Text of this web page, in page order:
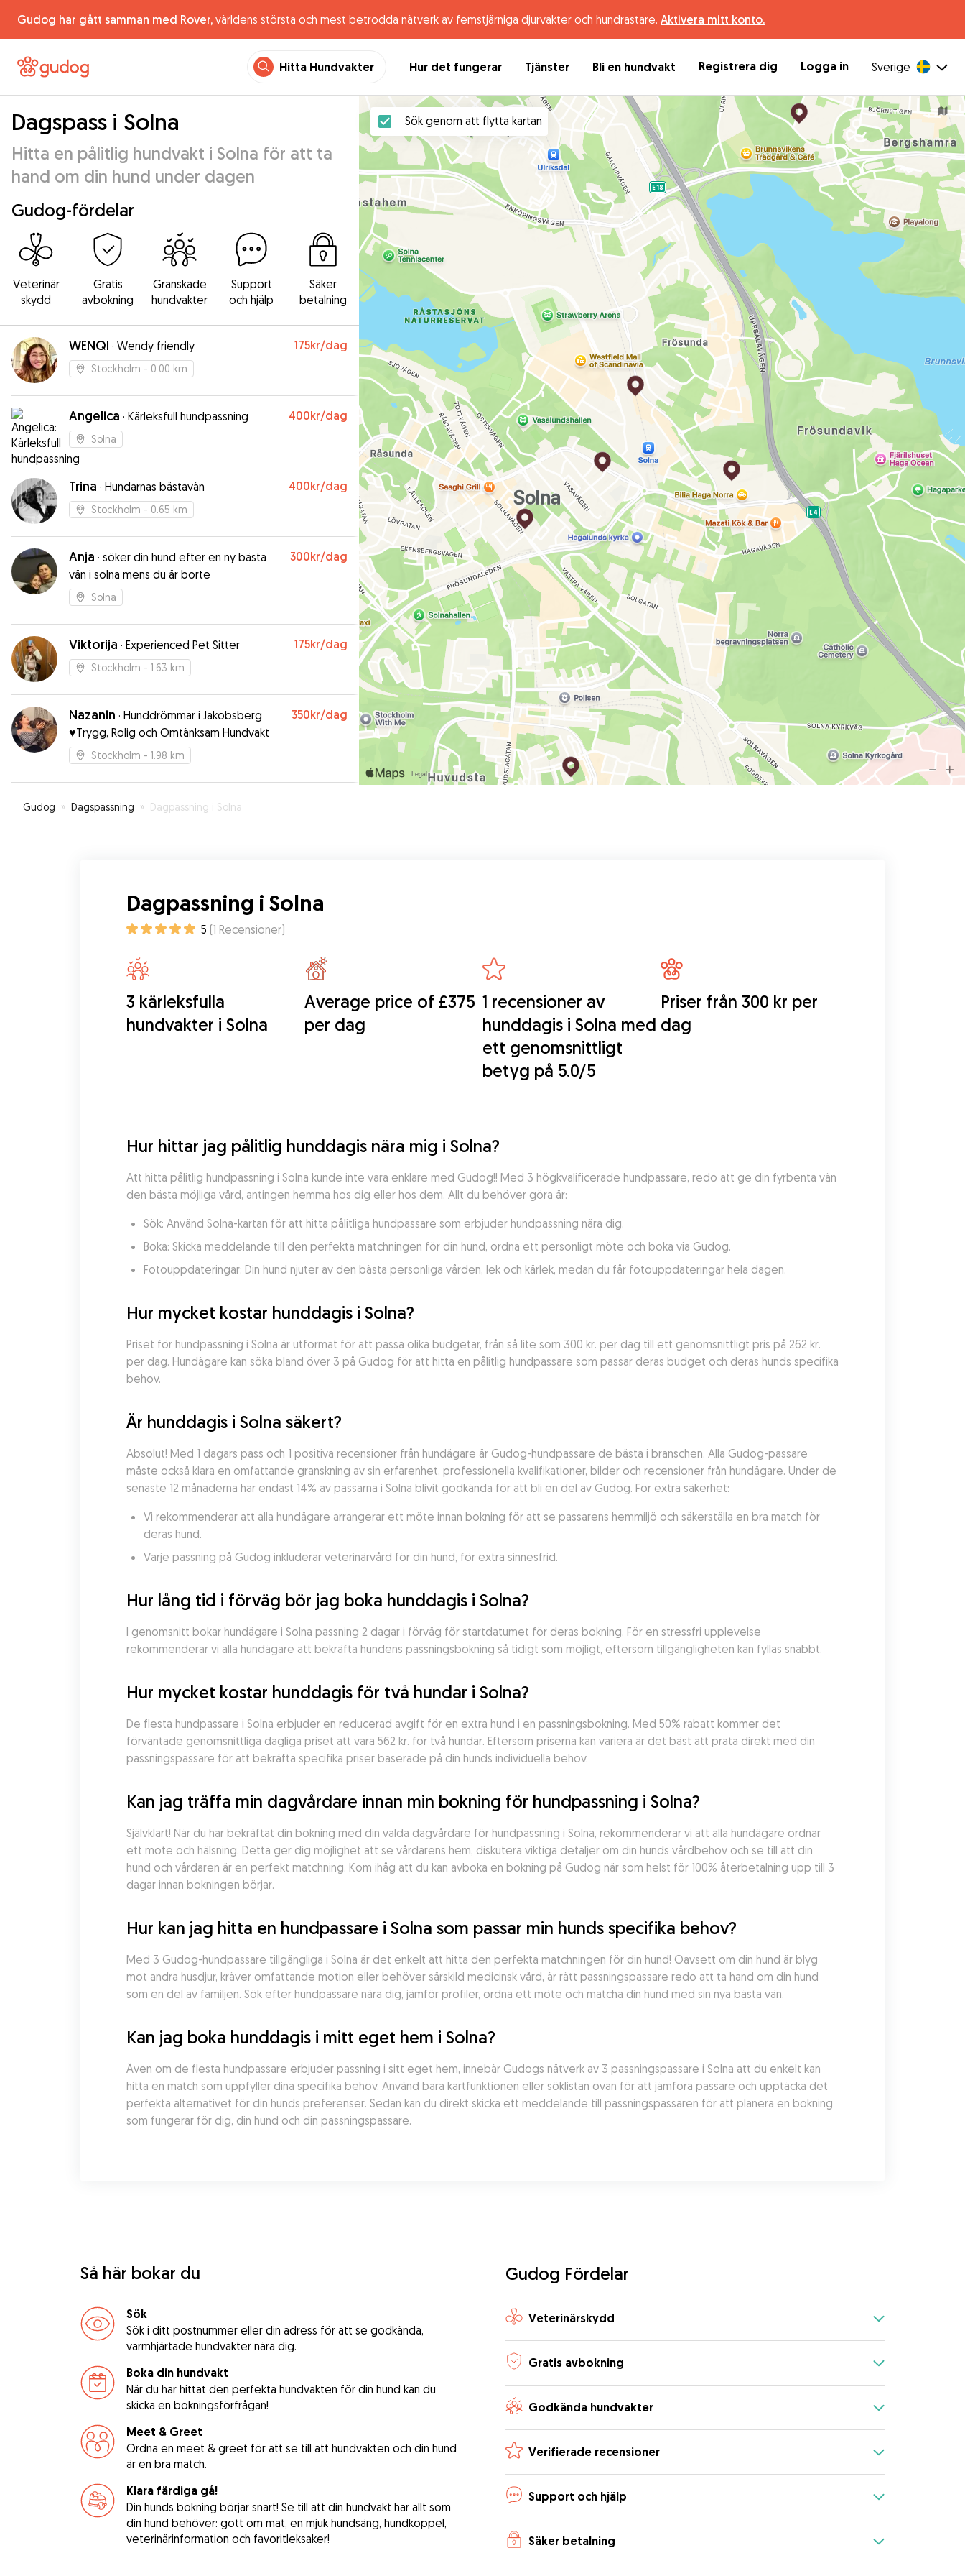
Gudog har gått samman med Rover, världens största och mest betrodda nätverk av femstjärniga djurvakter och hundrastare. Aktivera mitt konto.
Hitta Hundvakter Hur det fungerar Tjänster Bli en hundvakt Registrera dig Logga in Sverige
Dagspass i Solna
Hitta en pålitlig hundvakt i Solna för att ta
hand om din hund under dagen
Gudog-fördelar
Veterinär
skydd
Gratis
avbokning
Granskade
hundvakter
Support
och hjälp
Säker
betalning
WENQI · Wendy friendly 175kr/dag
Stockholm - 0.00 km
Angelica · Kärleksfull hundpassning 400kr/dag
Solna
Trina · Hundarnas bästavän 400kr/dag
Stockholm - 0.65 km
Anja · söker din hund efter en ny bästa
vän i solna mens du är borte
300kr/dag
Solna
Viktorija · Experienced Pet Sitter 175kr/dag
Stockholm - 1.63 km
Nazanin · Hunddrömmar i Jakobsberg
♥️Trygg, Rolig och Omtänksam Hundvakt
350kr/dag
Stockholm - 1.98 km
Gudog » Dagspassning » Dagpassning i Solna
Sök genom att flytta kartan
Dagpassning i Solna
5 (1 Recensioner)
3 kärleksfulla
hundvakter i Solna
Average price of £375
per dag
1 recensioner av
hunddagis i Solna med
ett genomsnittligt
betyg på 5.0/5
Priser från 300 kr per
dag
Hur hittar jag pålitlig hunddagis nära mig i Solna?
Att hitta pålitlig hundpassning i Solna kunde inte vara enklare med Gudog!! Med 3 högkvalificerade hundpassare, redo att ge din fyrbenta vän
den bästa möjliga vård, antingen hemma hos dig eller hos dem. Allt du behöver göra är:
Sök: Använd Solna-kartan för att hitta pålitliga hundpassare som erbjuder hundpassning nära dig.
Boka: Skicka meddelande till den perfekta matchningen för din hund, ordna ett personligt möte och boka via Gudog.
Fotouppdateringar: Din hund njuter av den bästa personliga vården, lek och kärlek, medan du får fotouppdateringar hela dagen.
Hur mycket kostar hunddagis i Solna?
Priset för hundpassning i Solna är utformat för att passa olika budgetar, från så lite som 300 kr. per dag till ett genomsnittligt pris på 262 kr.
per dag. Hundägare kan söka bland över 3 på Gudog för att hitta en pålitlig hundpassare som passar deras budget och deras hunds specifika
behov.
Är hunddagis i Solna säkert?
Absolut! Med 1 dagars pass och 1 positiva recensioner från hundägare är Gudog-hundpassare de bästa i branschen. Alla Gudog-passare
måste också klara en omfattande granskning av sin erfarenhet, professionella kvalifikationer, bilder och recensioner från hundägare. Under de
senaste 12 månaderna har endast 14% av passarna i Solna blivit godkända för att bli en del av Gudog. För extra säkerhet:
Vi rekommenderar att alla hundägare arrangerar ett möte innan bokning för att se passarens hemmiljö och säkerställa en bra match för
deras hund.
Varje passning på Gudog inkluderar veterinärvård för din hund, för extra sinnesfrid.
Hur lång tid i förväg bör jag boka hunddagis i Solna?
I genomsnitt bokar hundägare i Solna passning 2 dagar i förväg för startdatumet för deras bokning. För en stressfri upplevelse
rekommenderar vi alla hundägare att bekräfta hundens passningsbokning så tidigt som möjligt, eftersom tillgängligheten kan fyllas snabbt.
Hur mycket kostar hunddagis för två hundar i Solna?
De flesta hundpassare i Solna erbjuder en reducerad avgift för en extra hund i en passningsbokning. Med 50% rabatt kommer det
förväntade genomsnittliga dagliga priset att vara 562 kr. för två hundar. Eftersom priserna kan variera är det bäst att prata direkt med din
passningspassare för att bekräfta specifika priser baserade på din hunds individuella behov.
Kan jag träffa min dagvårdare innan min bokning för hundpassning i Solna?
Självklart! När du har bekräftat din bokning med din valda dagvårdare för hundpassning i Solna, rekommenderar vi att alla hundägare ordnar
ett möte och hälsning. Detta ger dig möjlighet att se vårdarens hem, diskutera viktiga detaljer om din hunds vårdbehov och se till att din
hund och vårdaren är en perfekt matchning. Kom ihåg att du kan avboka en bokning på Gudog när som helst för 100% återbetalning upp till 3
dagar innan bokningen börjar.
Hur kan jag hitta en hundpassare i Solna som passar min hunds specifika behov?
Med 3 Gudog-hundpassare tillgängliga i Solna är det enkelt att hitta den perfekta matchningen för din hund! Oavsett om din hund är blyg
mot andra husdjur, kräver omfattande motion eller behöver särskild medicinsk vård, är rätt passningspassare redo att ta hand om din hund
som en del av familjen. Sök efter hundpassare nära dig, jämför profiler, ordna ett möte och matcha din hund med sin nya bästa vän.
Kan jag boka hunddagis i mitt eget hem i Solna?
Även om de flesta hundpassare erbjuder passning i sitt eget hem, innebär Gudogs nätverk av 3 passningspassare i Solna att du enkelt kan
hitta en match som uppfyller dina specifika behov. Använd bara kartfunktionen eller söklistan ovan för att jämföra passare och upptäcka det
perfekta alternativet för din hunds preferenser. Sedan kan du direkt skicka ett meddelande till passningspassaren för att planera en bokning
som fungerar för dig, din hund och din passningspassare.
Så här bokar du
Sök
Sök i ditt postnummer eller din adress för att se godkända,
varmhjärtade hundvakter nära dig.
Boka din hundvakt
När du har hittat den perfekta hundvakten för din hund kan du
skicka en bokningsförfrågan!
Meet & Greet
Ordna en meet & greet för att se till att hundvakten och din hund
är en bra match.
Klara färdiga gå!
Din hunds bokning börjar snart! Se till att din hundvakt har allt som
din hund behöver: gott om mat, en mjuk hundsäng, hundkoppel,
veterinärinformation och favoritleksaker!
Gudog Fördelar
Veterinärskydd
Gratis avbokning
Godkända hundvakter
Verifierade recensioner
Support och hjälp
Säker betalning